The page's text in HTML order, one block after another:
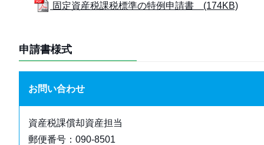
固定資産税課税標準の特例申請書 (174KB)
申請書様式
お問い合わせ
資産税課償却資産担当
郵便番号：090-8501